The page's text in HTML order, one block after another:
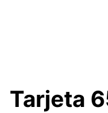
Tarjeta